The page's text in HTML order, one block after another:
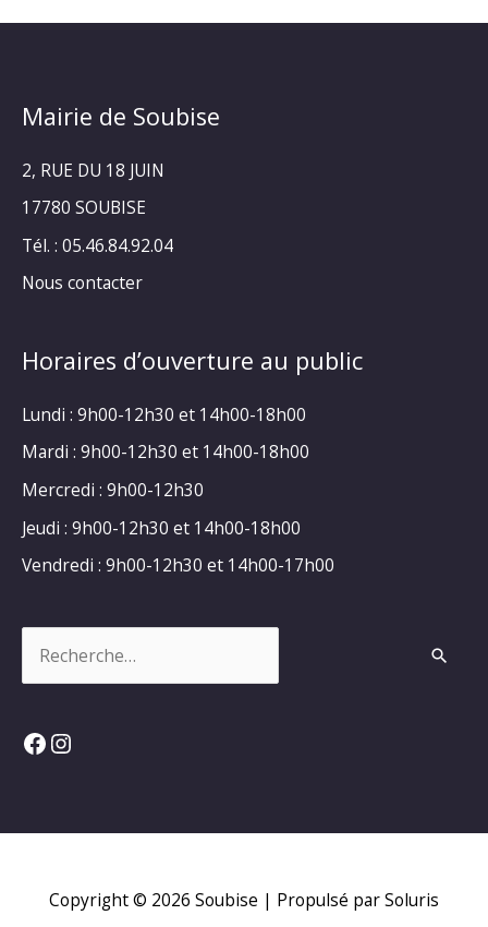
Mairie de Soubise
2, RUE DU 18 JUIN
17780 SOUBISE
Tél. : 05.46.84.92.04
Nous contacter
Horaires d’ouverture au public
Lundi : 9h00-12h30 et 14h00-18h00
Mardi : 9h00-12h30 et 14h00-18h00
Mercredi : 9h00-12h30
Jeudi : 9h00-12h30 et 14h00-18h00
Vendredi : 9h00-12h30 et 14h00-17h00
Facebook
Instagram
Copyright © 2026 Soubise | Propulsé par Soluris